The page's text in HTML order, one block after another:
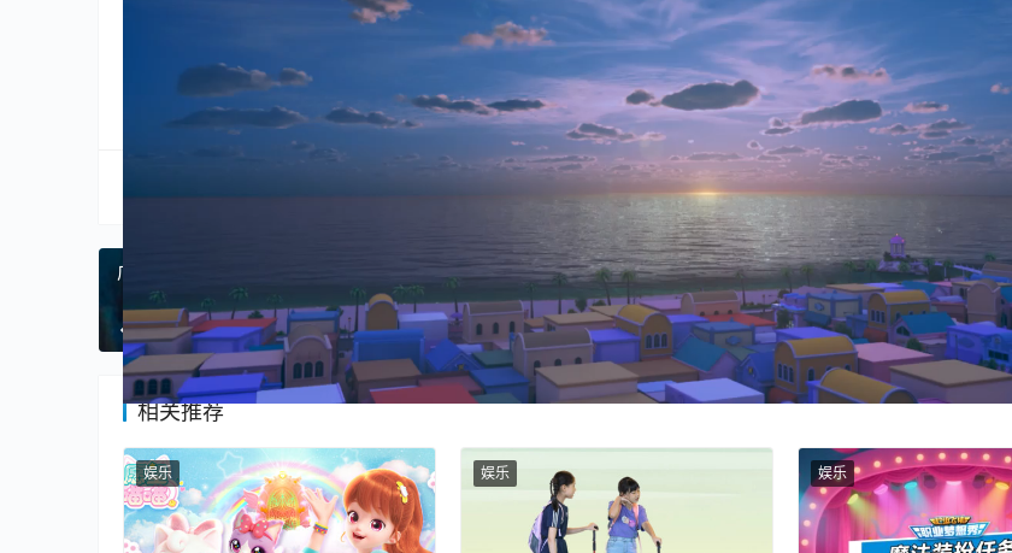
赞(8)
广东人避暑有多拼？潜入地下河体验“冰沁蓝”
上一篇 2025年8月12日 11:35
乌称袭击俄军指挥所打死约25人
2025年8月12日 12:00
相关推荐
娱乐 娱乐 娱乐